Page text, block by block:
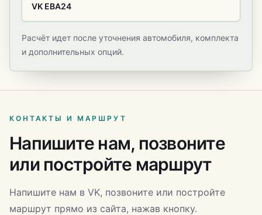
VK ЕВА24
Расчёт идет после уточнения автомобиля, комплекта
и дополнительных опций.
КОНТАКТЫ И МАРШРУТ
Напишите нам, позвоните
или постройте маршрут
Напишите нам в VK, позвоните или постройте
маршрут прямо из сайта, нажав кнопку.